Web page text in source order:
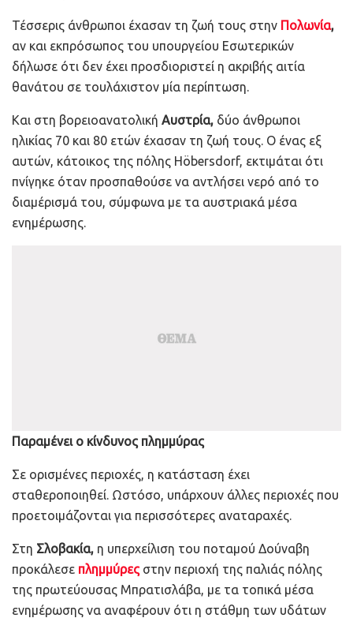
Τέσσερις άνθρωποι έχασαν τη ζωή τους στην Πολωνία,
αν και εκπρόσωπος του υπουργείου Εσωτερικών
δήλωσε ότι δεν έχει προσδιοριστεί η ακριβής αιτία
θανάτου σε τουλάχιστον μία περίπτωση.
Και στη βορειοανατολική Αυστρία, δύο άνθρωποι
ηλικίας 70 και 80 ετών έχασαν τη ζωή τους. Ο ένας εξ
αυτών, κάτοικος της πόλης Höbersdorf, εκτιμάται ότι
πνίγηκε όταν προσπαθούσε να αντλήσει νερό από το
διαμέρισμά του, σύμφωνα με τα αυστριακά μέσα
ενημέρωσης.
Παραμένει ο κίνδυνος πλημμύρας
Σε ορισμένες περιοχές, η κατάσταση έχει
σταθεροποιηθεί. Ωστόσο, υπάρχουν άλλες περιοχές που
προετοιμάζονται για περισσότερες αναταραχές.
Στη Σλοβακία, η υπερχείλιση του ποταμού Δούναβη
προκάλεσε πλημμύρες στην περιοχή της παλιάς πόλης
της πρωτεύουσας Μπρατισλάβα, με τα τοπικά μέσα
ενημέρωσης να αναφέρουν ότι η στάθμη των υδάτων